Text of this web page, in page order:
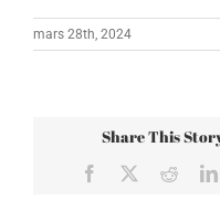
mars 28th, 2024
Share This
Facebook Reddit